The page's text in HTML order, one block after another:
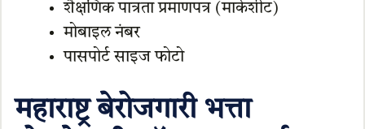
शैक्षणिक पात्रता प्रमाणपत्र (मार्कशीट)
मोबाइल नंबर
पासपोर्ट साइज फोटो
महाराष्ट्र बेरोजगारी भत्ता